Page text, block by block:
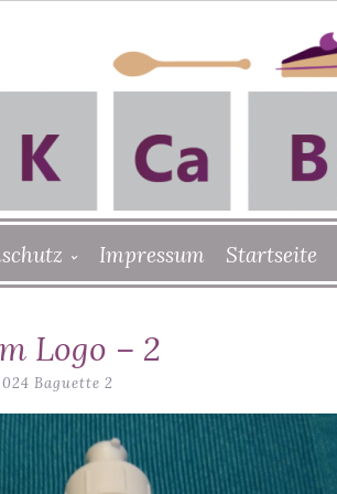
Impressum Startseite
Logo – 2
Baguette 2